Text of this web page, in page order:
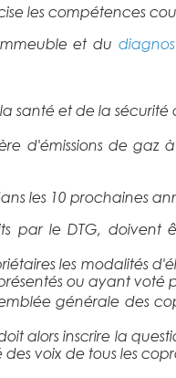
les compétences
et du
santé et de la
d'émissions de gaz
les 10 prochaines
par le DTG, doivent
les modalités
ou ayant
générale des
alors inscrire la
voix de tous les